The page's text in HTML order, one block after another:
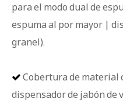
para el modo dual de
espuma al por mayor |
granel).
 Cobertura de material
dispensador de jabón de